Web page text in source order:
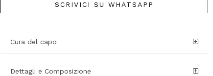
SCRIVICI SU WHATSAPP
Cura del capo
Dettagli e Composizione